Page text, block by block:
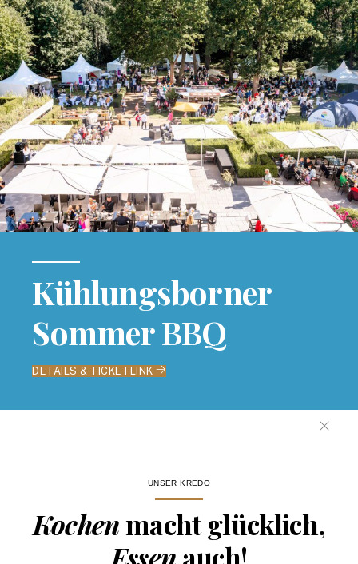
Kühlungsborner
Sommer BBQ
DETAILS & TICKETLINK
UNSER KREDO
Kochenmacht glücklich,
Essen auch!